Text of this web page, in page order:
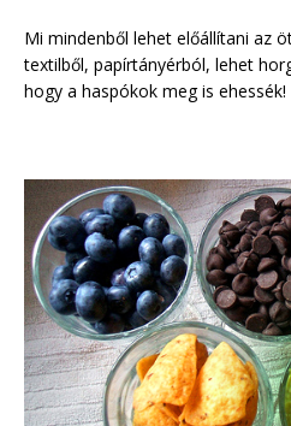
Mi mindenből lehet előállítani az
textilből, papírtányérból, lehet
hogy a haspókok meg is ehessék!